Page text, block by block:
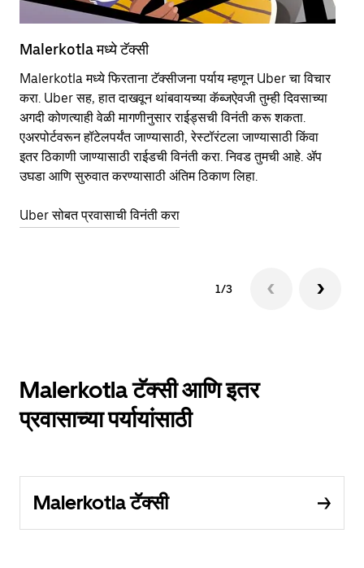
Malerkotla मध्ये टॅक्सी
Malerkotla मध्ये फिरताना टॅक्सीजना पर्याय म्हणून Uber चा विचार
करा. Uber सह, हात दाखवून थांबवायच्या कॅब्जऐवजी तुम्ही दिवसाच्या
अगदी कोणत्याही वेळी मागणीनुसार राईड्सची विनंती करू शकता.
एअरपोर्टवरून हॉटेलपर्यंत जाण्यासाठी, रेस्टॉरंटला जाण्यासाठी किंवा
इतर‍ ठिकाणी जाण्यासाठी राईडची विनंती करा. निवड तुमची आहे. ॲप
उघडा आणि सुरुवात करण्यासाठी अंतिम ठिकाण लिहा.
Uber सोबत प्रवासाची विनंती करा
1/3
Malerkotla टॅक्सी आणि इतर
प्रवासाच्या पर्यायांसाठी
Malerkotla टॅक्सी